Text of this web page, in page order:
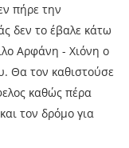
πήρε την
δεν το έβαλε κάτω
Αρφάνη - Χιόνη ο
Θα τον καθιστούσε
καθώς πέρα
τον δρόμο για